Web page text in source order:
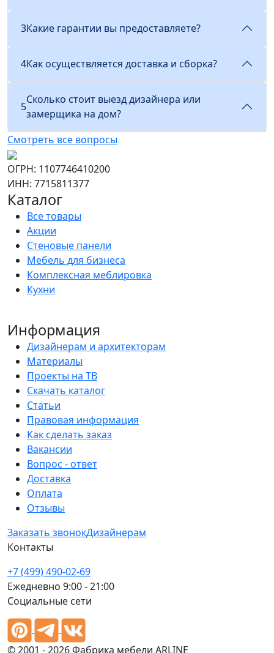
3Какие гарантии вы предоставляете?
4Как осуществляется доставка и сборка?
5
Сколько стоит выезд дизайнера или
замерщика на дом?
Смотреть все вопросы
ОГРН: 1107746410200
ИНН: 7715811377
Каталог
Все товары
Акции
Стеновые панели
Мебель для бизнеса
Комплексная меблировка
Кухни
Информация
Дизайнерам и архитекторам
Материалы
Проекты на ТВ
Скачать каталог
Статьи
Правовая информация
Как сделать заказ
Вакансии
Вопрос - ответ
Доставка
Оплата
Отзывы
Заказать звонокДизайнерам
Контакты
+7 (499) 490-02-69
Ежедневно 9:00 - 21:00
Социальные сети
© 2001 - 2026 Фабрика мебели ARLINE